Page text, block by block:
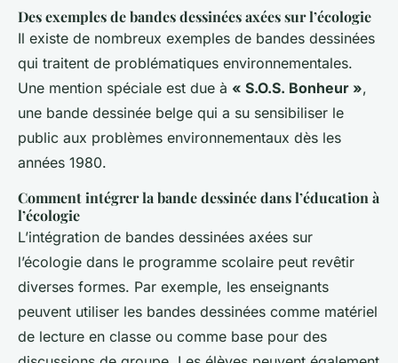
Des exemples de bandes dessinées axées sur l’écologie
Il existe de nombreux exemples de bandes dessinées
qui traitent de problématiques environnementales.
Une mention spéciale est due à « S.O.S. Bonheur »,
une bande dessinée belge qui a su sensibiliser le
public aux problèmes environnementaux dès les
années 1980.
Comment intégrer la bande dessinée dans l’éducation à
l’écologie
L’intégration de bandes dessinées axées sur
l’écologie dans le programme scolaire peut revêtir
diverses formes. Par exemple, les enseignants
peuvent utiliser les bandes dessinées comme matériel
de lecture en classe ou comme base pour des